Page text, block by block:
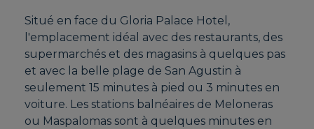
Situé en face du Gloria Palace Hotel,
l'emplacement idéal avec des restaurants, des
supermarchés et des magasins à quelques pas
et avec la belle plage de San Agustin à
seulement 15 minutes à pied ou 3 minutes en
voiture. Les stations balnéaires de Meloneras
ou Maspalomas sont à quelques minutes en